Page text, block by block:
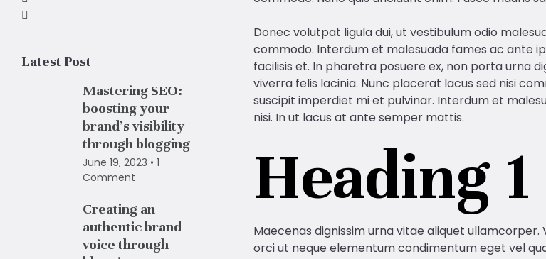
Latest Post
Mastering SEO:
boosting your
brand’s visibility
through blogging
June 19, 2023
1
Comment
Creating an
authentic brand
voice through
Donec volutpat ligula dui, ut vestibulum odio
commodo. Interdum et malesuada fames ac ante
facilisis et. In pharetra posuere ex, non porta urna
viverra felis lacinia. Nunc placerat lacus sed nisi
suscipit imperdiet mi et pulvinar. Interdum et
nisi. In ut lacus at ante semper mattis.
Heading 1
Maecenas dignissim urna vitae aliquet
orci ut neque elementum condimentum eget vel